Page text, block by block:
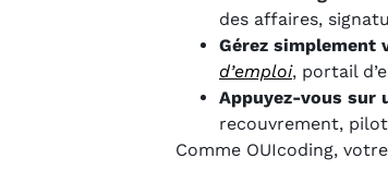
des affaires,
Gérez simplement
d’emploi, portail
Appuyez-vous sur
recouvrement,
Comme OUIcoding,